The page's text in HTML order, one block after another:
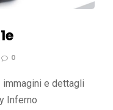
0
immagini e dettagli
Inferno